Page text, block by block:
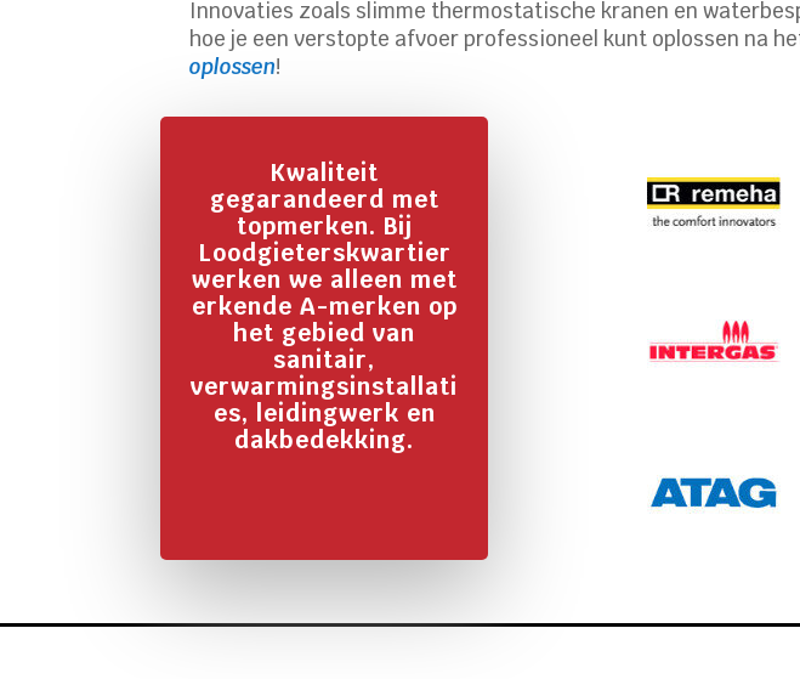
Innovaties zoals slimme thermostatische kranen en
hoe je een verstopte afvoer professioneel kunt oplossen na
oplossen!
Kwaliteit
gegarandeerd met
topmerken. Bij
Loodgieterskwartier
werken we alleen met
erkende A-merken op
het gebied van
sanitair,
verwarmingsinstallati
es, leidingwerk en
dakbedekking.